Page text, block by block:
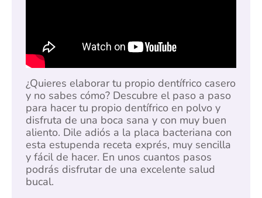
¿Quieres elaborar tu propio dentífrico casero
y no sabes cómo? Descubre el paso a paso
para hacer tu propio dentífrico en polvo y
disfruta de una boca sana y con muy buen
aliento. Dile adiós a la placa bacteriana con
esta estupenda receta exprés, muy sencilla
y fácil de hacer. En unos cuantos pasos
podrás disfrutar de una excelente salud
bucal.